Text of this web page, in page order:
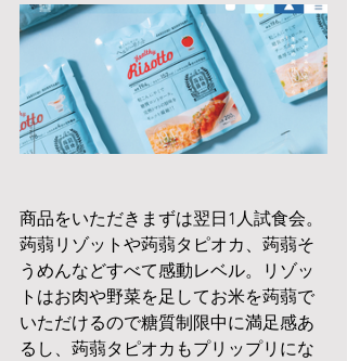
商品をいただきまずは翌日1人試食会。
蒟蒻リゾットや蒟蒻タピオカ、蒟蒻そ
うめんなどすべて感動レベル。リゾッ
トはお肉や野菜を足してお米を蒟蒻で
いただけるので糖質制限中に満足感あ
るし、蒟蒻タピオカもプリップリにな